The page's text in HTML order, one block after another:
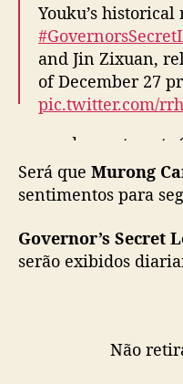
Youku’s
and Jin Zixuan,
of December 27
pic.twitter.com/
— cdrama tweets
December 25,
Será que Murong
sentimentos para
Governor’s Secret
serão exibidos
Não